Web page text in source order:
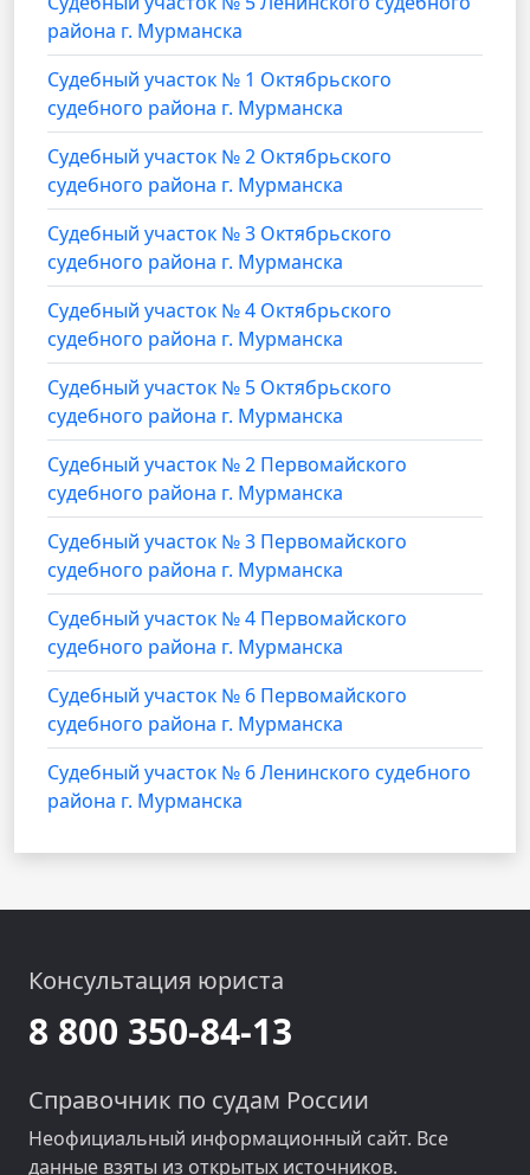
района г. Мурманска
Cудебный участок № 1 Октябрьского
судебного района г. Мурманска
Cудебный участок № 2 Октябрьского
судебного района г. Мурманска
Cудебный участок № 3 Октябрьского
судебного района г. Мурманска
Cудебный участок № 4 Октябрьского
судебного района г. Мурманска
Cудебный участок № 5 Октябрьского
судебного района г. Мурманска
Cудебный участок № 2 Первомайского
судебного района г. Мурманска
Cудебный участок № 3 Первомайского
судебного района г. Мурманска
Cудебный участок № 4 Первомайского
судебного района г. Мурманска
Cудебный участок № 6 Первомайского
судебного района г. Мурманска
Судебный участок № 6 Ленинского судебного
района г. Мурманска
Консультация юриста
8 800 350-84-13
Справочник по судам России
Неофициальный информационный сайт. Все
данные взяты из открытых источников.